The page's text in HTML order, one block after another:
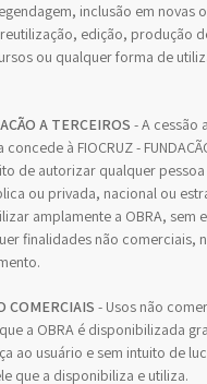
inclusão em novas
edição, produção
ou qualquer forma de
A TERCEIROS - A cessão
à FIOCRUZ -
de autorizar qualquer
ou privada, nacional ou
amplamente a OBRA, sem
finalidades não comerciais,
COMERCIAIS - Usos não
a OBRA é disponibilizada
ao usuário e sem intuito de
que a disponibiliza e utiliza.